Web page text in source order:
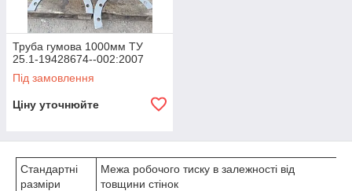
Труба гумова 1000мм ТУ
25.1-19428674--002:2007
Під замовлення
Ціну уточнюйте
Стандартні
разміри
Межа робочого тиску в залежності від
товщини стінок